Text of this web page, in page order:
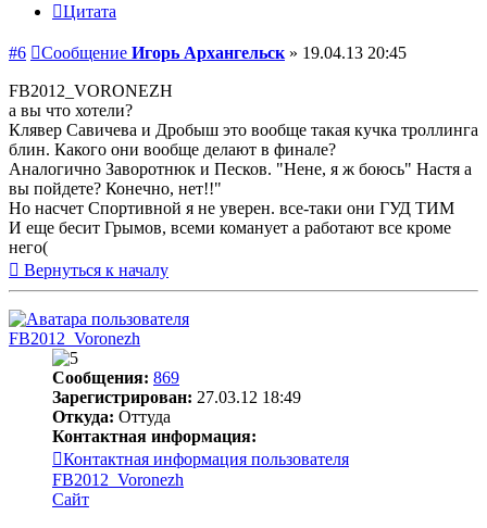
Цитата
#6 Сообщение Игорь Архангельск » 19.04.13 20:45
FB2012_VORONEZH
а вы что хотели?
Клявер Савичева и Дробыш это вообще такая кучка троллинга
блин. Какого они вообще делают в финале?
Аналогично Заворотнюк и Песков. "Нене, я ж боюсь" Настя а
вы пойдете? Конечно, нет!!"
Но насчет Спортивной я не уверен. все-таки они ГУД ТИМ
И еще бесит Грымов, всеми команует а работают все кроме
него(
Вернуться к началу
FB2012_Voronezh
Сообщения: 869
Зарегистрирован: 27.03.12 18:49
Откуда: Оттуда
Контактная информация:
Контактная информация пользователя
FB2012_Voronezh
Сайт